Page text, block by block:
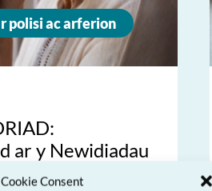
Consent
polisi ac arferion
ar y Newidiadau